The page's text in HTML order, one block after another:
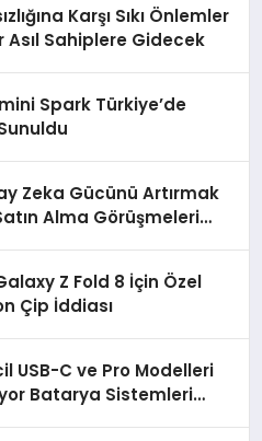
Karşı Sıkı Önlemler
Asıl Sahiplere Gidecek
Spark Türkiye’de
Zeka Gücünü Artırmak
Alma Görüşmeleri
Z Fold 8 İçin Özel
Çip İddiası
USB-C ve Pro Modelleri
Batarya Sistemleri